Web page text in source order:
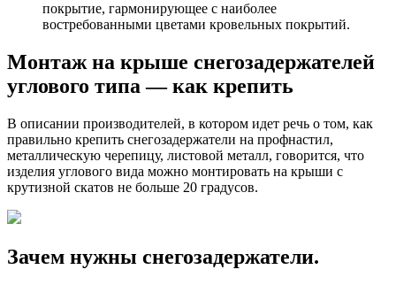
покрытие, гармонирующее с наиболее
востребованными цветами кровельных покрытий.
Монтаж на крыше снегозадержателей
углового типа — как крепить
В описании производителей, в котором идет речь о том, как
правильно крепить снегозадержатели на профнастил,
металлическую черепицу, листовой металл, говорится, что
изделия углового вида можно монтировать на крыши с
крутизной скатов не больше 20 градусов.
Зачем нужны снегозадержатели.